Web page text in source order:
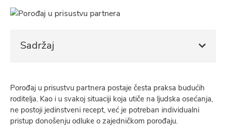
Sadržaj
Porođaj u prisustvu partnera postaje česta praksa budućih
roditelja. Kao i u svakoj situaciji koja utiče na ljudska osećanja,
ne postoji jedinstveni recept, već je potreban individualni
pristup donošenju odluke o zajedničkom porođaju.